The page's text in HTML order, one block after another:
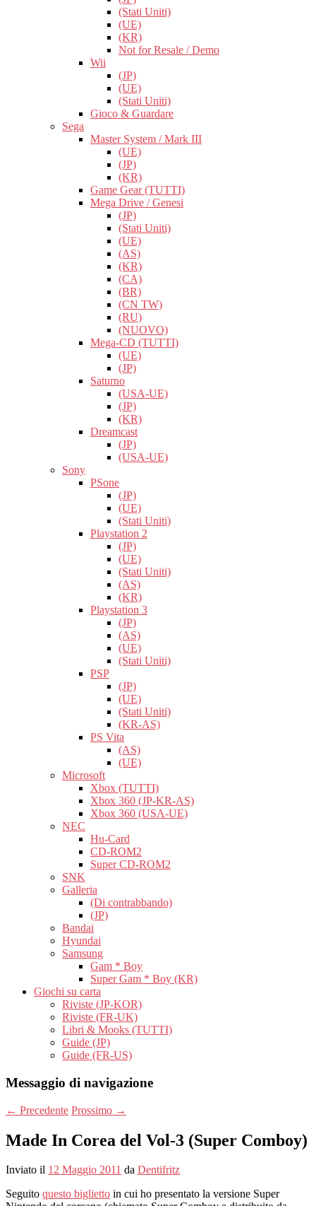
(Stati Uniti)
(UE)
(KR)
Not for Resale / Demo
Wii
(JP)
(UE)
(Stati Uniti)
Gioco & Guardare
Sega
Master System / Mark III
(UE)
(JP)
(KR)
Game Gear (TUTTI)
Mega Drive / Genesi
(JP)
(Stati Uniti)
(UE)
(AS)
(KR)
(CA)
(BR)
(CN TW)
(RU)
(NUOVO)
Mega-CD (TUTTI)
(UE)
(JP)
Saturno
(USA-UE)
(JP)
(KR)
Dreamcast
(JP)
(USA-UE)
Sony
PSone
(JP)
(UE)
(Stati Uniti)
Playstation 2
(JP)
(UE)
(Stati Uniti)
(AS)
(KR)
Playstation 3
(JP)
(AS)
(UE)
(Stati Uniti)
PSP
(JP)
(UE)
(Stati Uniti)
(KR-AS)
PS Vita
(AS)
(UE)
Microsoft
Xbox (TUTTI)
Xbox 360 (JP-KR-AS)
Xbox 360 (USA-UE)
NEC
Hu-Card
CD-ROM2
Super CD-ROM2
SNK
Galleria
(Di contrabbando)
(JP)
Bandai
Hyundai
Samsung
Gam * Boy
Super Gam * Boy (KR)
Giochi su carta
Riviste (JP-KOR)
Riviste (FR-UK)
Libri & Mooks (TUTTI)
Guide (JP)
Guide (FR-US)
Messaggio di navigazione
← Precedente Prossimo →
Made In Corea del Vol-3 (Super Comboy)
Inviato il 12 Maggio 2011 da Dentifritz
Seguito questo biglietto in cui ho presentato la versione Super